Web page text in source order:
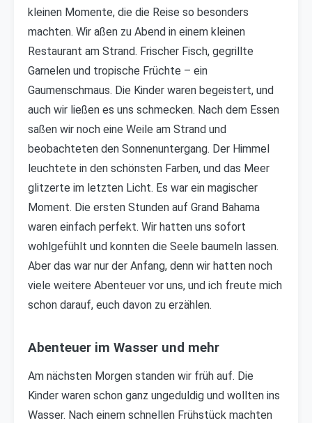
kleinen Momente, die die Reise so besonders
machten. Wir aßen zu Abend in einem kleinen
Restaurant am Strand. Frischer Fisch, gegrillte
Garnelen und tropische Früchte – ein
Gaumenschmaus. Die Kinder waren begeistert, und
auch wir ließen es uns schmecken. Nach dem Essen
saßen wir noch eine Weile am Strand und
beobachteten den Sonnenuntergang. Der Himmel
leuchtete in den schönsten Farben, und das Meer
glitzerte im letzten Licht. Es war ein magischer
Moment. Die ersten Stunden auf Grand Bahama
waren einfach perfekt. Wir hatten uns sofort
wohlgefühlt und konnten die Seele baumeln lassen.
Aber das war nur der Anfang, denn wir hatten noch
viele weitere Abenteuer vor uns, und ich freute mich
schon darauf, euch davon zu erzählen.
Abenteuer im Wasser und mehr
Am nächsten Morgen standen wir früh auf. Die
Kinder waren schon ganz ungeduldig und wollten ins
Wasser. Nach einem schnellen Frühstück machten